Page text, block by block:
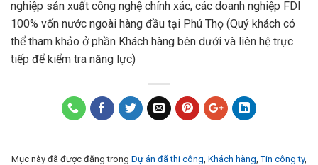
nghiệp sản xuất công nghệ chính xác, các doanh nghiệp FDI
100% vốn nước ngoài hàng đầu tại Phú Thọ (Quý khách có
thể tham khảo ở phần Khách hàng bên dưới và liên hệ trực
tiếp để kiểm tra năng lực)
Mục này đã được đăng trong Dự án đã thi công Khách hàng ,Tin công ty,